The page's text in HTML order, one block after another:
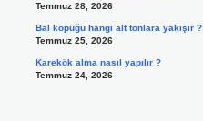
Temmuz 28, 2026
Bal köpüğü hangi alt tonlara yakışır ?
Temmuz 25, 2026
Karekök alma nasıl yapılır ?
Temmuz 24, 2026